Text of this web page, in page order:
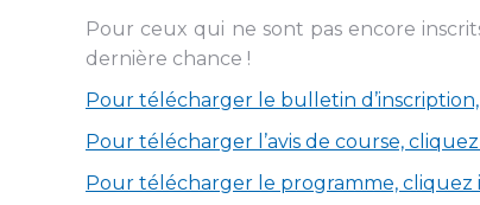
Pour ceux qui ne sont pas encore
dernière chance !
Pour télécharger le bulletin
Pour télécharger l’avis de course, cliquez
Pour télécharger le programme, cliquez